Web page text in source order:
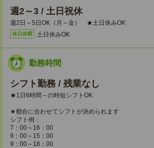
週2～3 / 土日祝休
週2日～5日OK（月～金） ★土日休みOK
休日休暇 土日休みOK
勤務時間
シフト勤務 / 残業なし
★1日6時間～の時短シフトOK
★都合に合わせてシフトが決められます
シフト例：
7：00～16：00
9：00～15：00
9：00～18：00